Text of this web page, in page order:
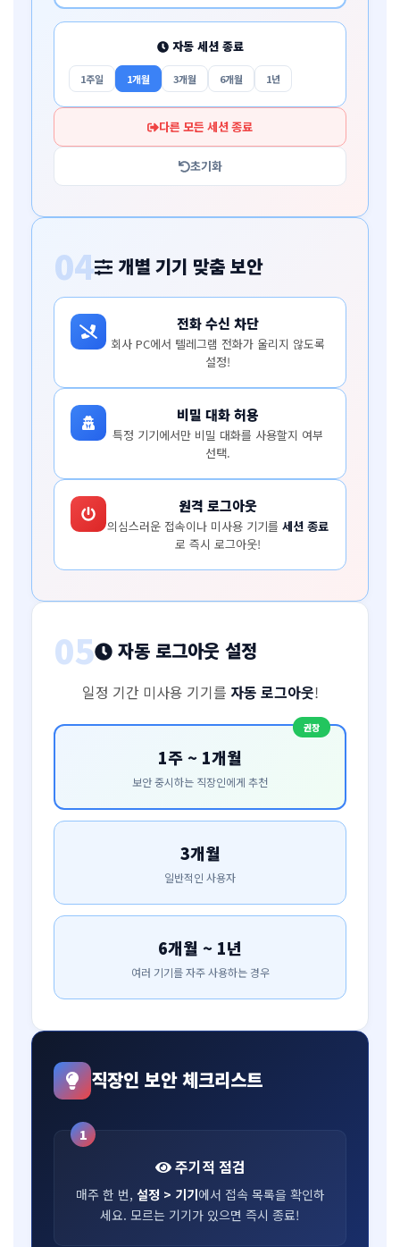
자동 세션 종료
1주일 1개월 3개월 6개월 1년
다른 모든 세션 종료
초기화
04 개별 기기 맞춤 보안
전화 수신 차단
회사 PC에서 텔레그램 전화가 울리지 않도록
설정!
비밀 대화 허용
특정 기기에서만 비밀 대화를 사용할지 여부
선택.
원격 로그아웃
의심스러운 접속이나 미사용 기기를 세션 종료
로 즉시 로그아웃!
05 자동 로그아웃 설정
일정 기간 미사용 기기를 자동 로그아웃!
권장
1주 ~ 1개월
보안 중시하는 직장인에게 추천
3개월
일반적인 사용자
6개월 ~ 1년
여러 기기를 자주 사용하는 경우
직장인 보안 체크리스트
1
주기적 점검
매주 한 번, 설정 > 기기에서 접속 목록을 확인하
세요. 모르는 기기가 있으면 즉시 종료!